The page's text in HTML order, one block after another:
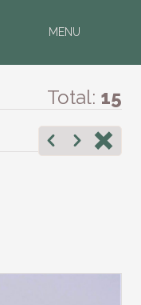
MENU
Total: 15